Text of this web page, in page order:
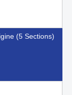
(5 Sections)